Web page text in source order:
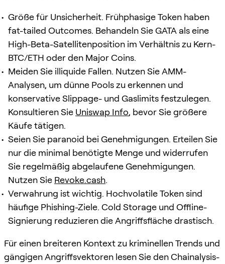
Größe für Unsicherheit. Frühphasige Token haben
fat-tailed Outcomes. Behandeln Sie GATA als eine
High-Beta-Satellitenposition im Verhältnis zu Kern-
BTC/ETH oder den Major Coins.
Meiden Sie illiquide Fallen. Nutzen Sie AMM-
Analysen, um dünne Pools zu erkennen und
konservative Slippage- und Gaslimits festzulegen.
Konsultieren Sie Uniswap Info, bevor Sie größere
Käufe tätigen.
Seien Sie paranoid bei Genehmigungen. Erteilen Sie
nur die minimal benötigte Menge und widerrufen
Sie regelmäßig abgelaufene Genehmigungen.
Nutzen Sie Revoke.cash.
Verwahrung ist wichtig. Hochvolatile Token sind
häufige Phishing-Ziele. Cold Storage und Offline-
Signierung reduzieren die Angriffsfläche drastisch.
Für einen breiteren Kontext zu kriminellen Trends und
gängigen Angriffsvektoren lesen Sie den Chainalysis-